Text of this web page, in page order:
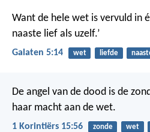
Want de hele wet is vervuld in
naaste lief als uzelf.’
Galaten 5:14 wet liefde
De angel van de dood is de
haar macht aan de wet.
1 Korintiërs 15:56 zonde wet